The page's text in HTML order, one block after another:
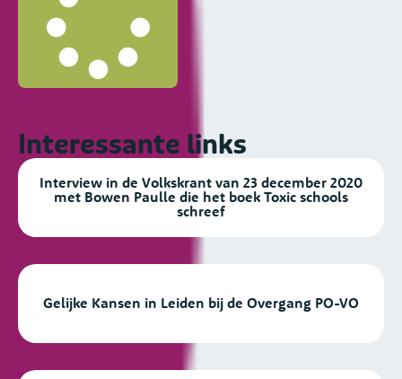
Interessante links
Interview in de Volkskrant van 23 december 2020
met Bowen Paulle die het boek Toxic schools
schreef
Gelijke Kansen in Leiden bij de Overgang PO-VO